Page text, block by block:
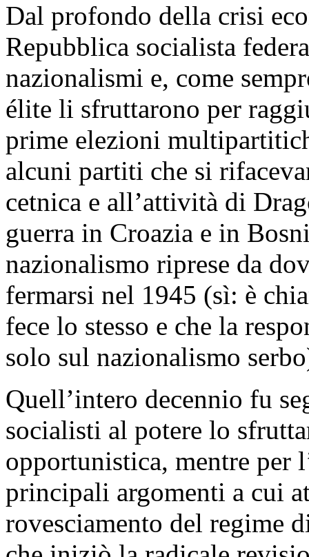
Dal profondo della crisi
Repubblica socialista
nazionalismi e, come
élite li sfruttarono per
prime elezioni
alcuni partiti che si
cetnica e all’attività di
guerra in Croazia e in
nazionalismo riprese da
fermarsi nel 1945 (sì: è
fece lo stesso e che la
solo sul nazionalismo
Quell’intero decennio fu
socialisti al potere lo
opportunistica, mentre per
principali argomenti a cui
rovesciamento del regime